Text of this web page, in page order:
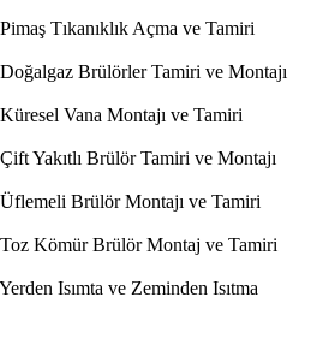
Tıkanıklık Açma ve Tamiri
Brülörler Tamiri ve Montajı
Vana Montajı ve Tamiri
Yakıtlı Brülör Tamiri ve Montajı
Brülör Montajı ve Tamiri
Kömür Brülör Montaj ve Tamiri
Isımta ve Zeminden Isıtma